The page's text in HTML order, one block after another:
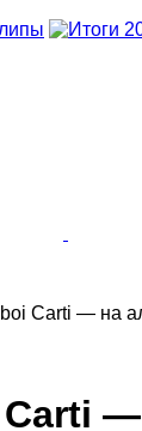
Carti — на